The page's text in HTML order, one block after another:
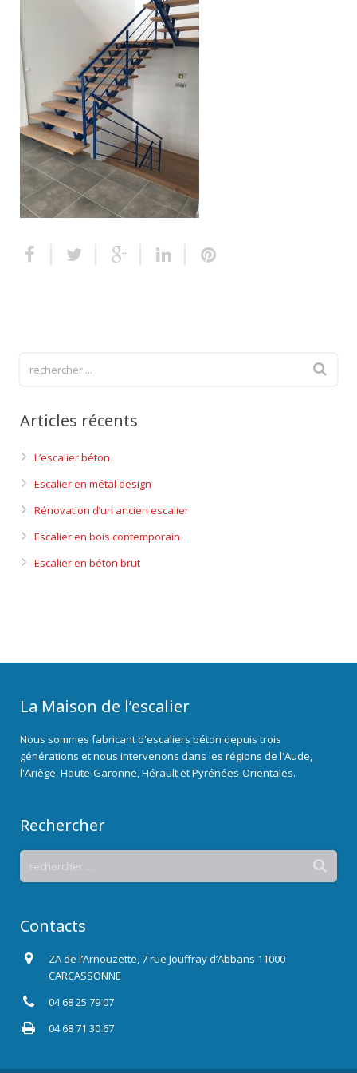
Escalier extérieur
Finitions pour escalier
Articles récents
L’escalier béton
Escalier en métal design
Rénovation d’un ancien escalier
Escalier en bois contemporain
Escalier en béton brut
La Maison de l’escalier
Nous sommes fabricant d'escaliers béton depuis trois
générations et nous intervenons dans les régions de l'Aude,
l'Ariège, Haute-Garonne, Hérault et Pyrénées-Orientales.
Rechercher
Contacts
ZA de l’Arnouzette, 7 rue Jouffray d’Abbans 11000
CARCASSONNE
04 68 25 79 07
04 68 71 30 67